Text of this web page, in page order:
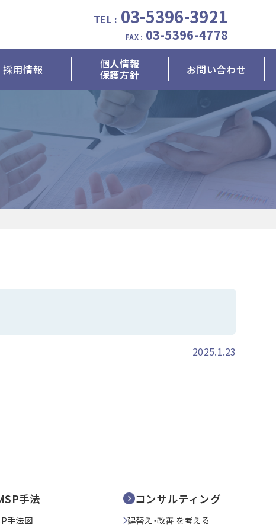
TEL : 03-5396-3921
FAX : 03-5396-4778
採用情報 個人情報
保護方針 お問い合わせ
2025.1.23
手法
手法図
コンサルティング
建替え･改善 を考える